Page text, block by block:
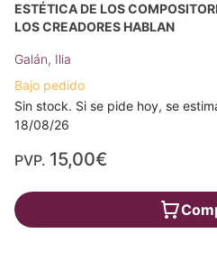
ESTÉTICA DE LOS
LOS CREADORES HABLAN
Galán, Ilia
Bajo pedido
Sin stock. Si se pide hoy, se
18/08/26
PVP. 15,00€